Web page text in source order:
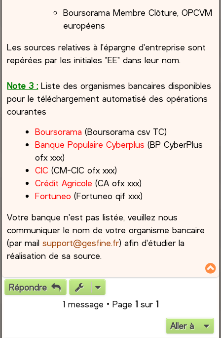
Boursorama Membre Clôture, OPCVM
européens
Les sources relatives à l'épargne d'entreprise sont
repérées par les initiales "EE" dans leur nom.
Note 3 : Liste des organismes bancaires disponibles
pour le téléchargement automatisé des opérations
courantes
Boursorama (Boursorama csv TC)
Banque Populaire Cyberplus (BP CyberPlus
ofx xxx)
CIC (CM-CIC ofx xxx)
Crédit Agricole (CA ofx xxx)
Fortuneo (Fortuneo qif xxx)
Votre banque n'est pas listée, veuillez nous
communiquer le nom de votre organisme bancaire
(par mailsupport@gesfine.fr) afin d'étudier la
réalisation de sa source.
Répondre
1 message • Page 1 sur 1
Aller à